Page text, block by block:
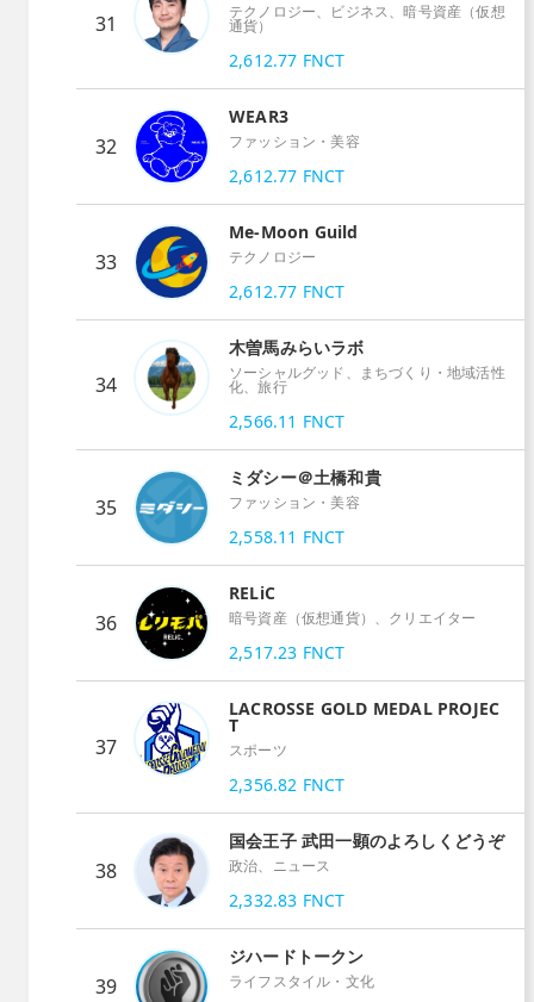
31 テクノロジー、ビジネス、暗号資産（仮想
通貨）
2,612.77 FNCT
32
WEAR3
ファッション・美容
2,612.77 FNCT
33
Me-Moon Guild
テクノロジー
2,612.77 FNCT
34
木曽馬みらいラボ
ソーシャルグッド、まちづくり・地域活性
化、旅行
2,566.11 FNCT
35
ミダシー＠土橋和貴
ファッション・美容
2,558.11 FNCT
36
RELiC
暗号資産（仮想通貨）、クリエイター
2,517.23 FNCT
37
LACROSSE GOLD MEDAL PROJEC
T
スポーツ
2,356.82 FNCT
38
国会王子 武田一顕のよろしくどうぞ
政治、ニュース
2,332.83 FNCT
39
ジハードトークン
ライフスタイル・文化